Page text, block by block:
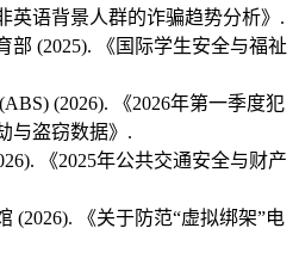
英语背景人群的诈骗趋势分析》.
部 (2025). 《国际学生安全与福祉
(2026). 《2026年第一季度犯
与盗窃数据》.
《2025年公共交通安全与财产
(2026). 《关于防范“虚拟绑架”电